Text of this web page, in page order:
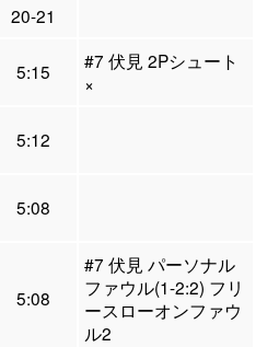
20-21
5:15
#7 伏見 2Pシュート
×
5:12
5:08
5:08
#7 伏見 パーソナル
ファウル(1-2:2) フリ
ースローオンファウ
ル2